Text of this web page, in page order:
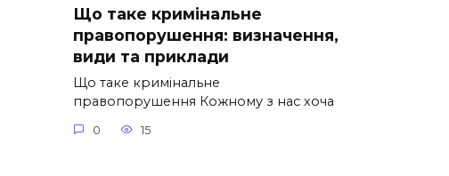
Що таке кримінальне
правопорушення: визначення,
види та приклади
Що таке кримінальне
правопорушення Кожному з нас хоча
0 15